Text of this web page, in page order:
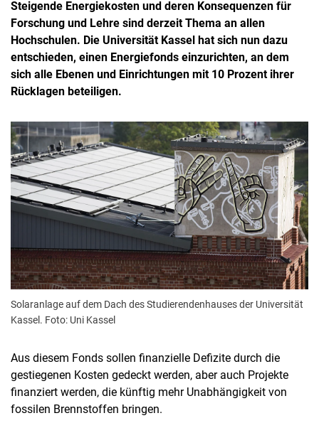
Steigende Energiekosten und deren Konsequenzen für
Forschung und Lehre sind derzeit Thema an allen
Hochschulen. Die Universität Kassel hat sich nun dazu
entschieden, einen Energiefonds einzurichten, an dem
sich alle Ebenen und Einrichtungen mit 10 Prozent ihrer
Rücklagen beteiligen.
Solaranlage auf dem Dach des Studierendenhauses der Universität
Kassel. Foto: Uni Kassel
Aus diesem Fonds sollen finanzielle Defizite durch die
gestiegenen Kosten gedeckt werden, aber auch Projekte
finanziert werden, die künftig mehr Unabhängigkeit von
fossilen Brennstoffen bringen.